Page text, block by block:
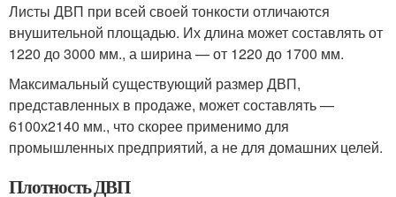
Листы ДВП при всей своей тонкости отличаются
внушительной площадью. Их длина может составлять от
1220 до 3000 мм., а ширина — от 1220 до 1700 мм.
Максимальный существующий размер ДВП,
представленных в продаже, может составлять —
6100х2140 мм., что скорее применимо для
промышленных предприятий, а не для домашних целей.
Плотность ДВП